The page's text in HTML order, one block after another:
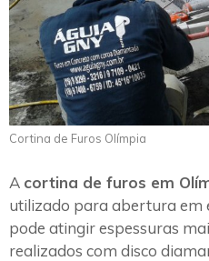
Cortina de Furos Olímpia
A cortina de furos em
utilizado para abertura em
pode atingir espessuras
realizados com disco